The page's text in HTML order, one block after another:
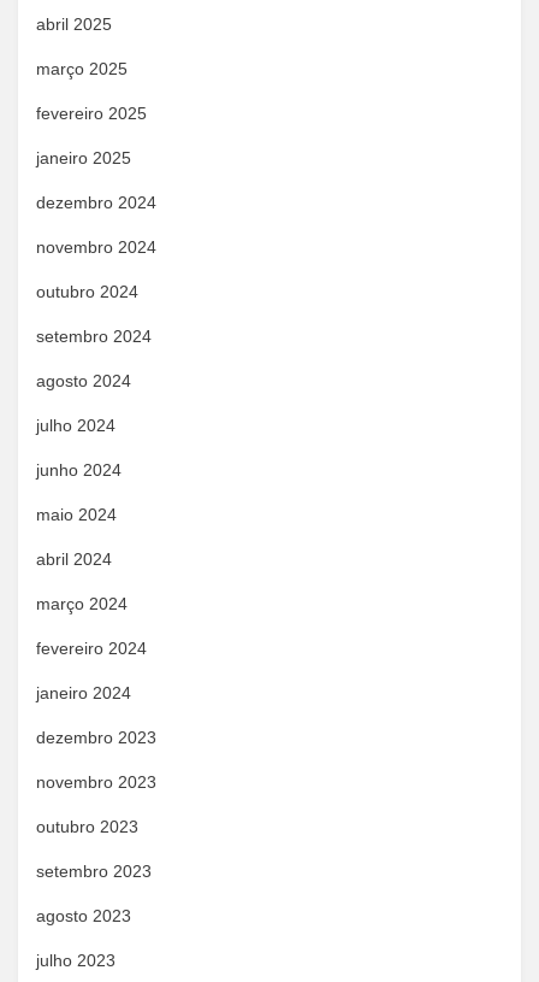
abril 2025
março 2025
fevereiro 2025
janeiro 2025
dezembro 2024
novembro 2024
outubro 2024
setembro 2024
agosto 2024
julho 2024
junho 2024
maio 2024
abril 2024
março 2024
fevereiro 2024
janeiro 2024
dezembro 2023
novembro 2023
outubro 2023
setembro 2023
agosto 2023
julho 2023